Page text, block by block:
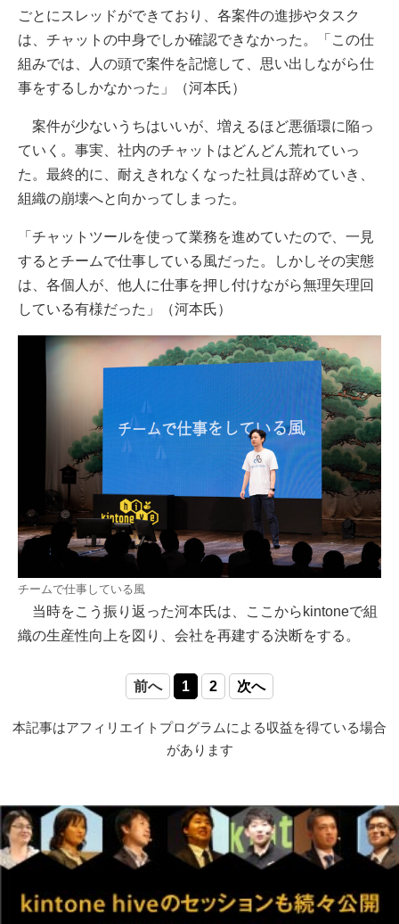
ごとにスレッドができており、各案件の進捗やタスク
は、チャットの中身でしか確認できなかった。「この仕
組みでは、人の頭で案件を記憶して、思い出しながら仕
事をするしかなかった」（河本氏）
案件が少ないうちはいいが、増えるほど悪循環に陥っ
ていく。事実、社内のチャットはどんどん荒れていっ
た。最終的に、耐えきれなくなった社員は辞めていき、
組織の崩壊へと向かってしまった。
「チャットツールを使って業務を進めていたので、一見
するとチームで仕事している風だった。しかしその実態
は、各個人が、他人に仕事を押し付けながら無理矢理回
している有様だった」（河本氏）
チームで仕事している風
当時をこう振り返った河本氏は、ここからkintoneで組
織の生産性向上を図り、会社を再建する決断をする。
前へ 1 2 次へ
本記事はアフィリエイトプログラムによる収益を得ている場合
があります